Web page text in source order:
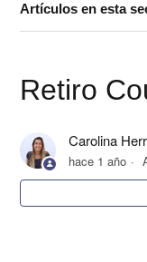
Artículos en esta
Horarios de
Cambiar dirección
¿Qué tipo de
¿Cómo puedo
Retiro
Carolina
hace 1 año